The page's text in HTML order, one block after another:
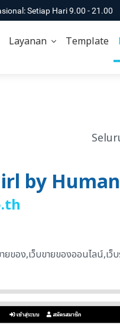
Setiap Hari 9.00 - 21.00
Layanan Template
by
ยของ,เว็บขายของออนไลน์,เ